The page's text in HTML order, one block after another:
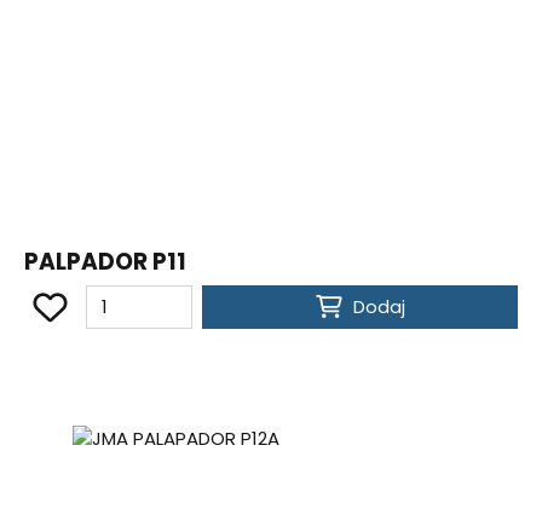
PALPADOR P11
Dodaj